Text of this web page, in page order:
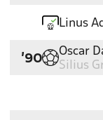
Linus
'90
Oscar
Silius